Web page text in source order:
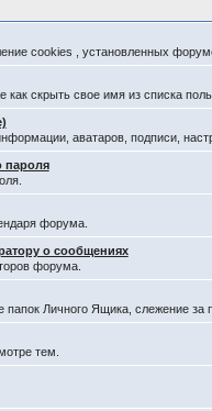
cookies , установленных
как скрыть свое имя из списка
аватаров, подписи,
пароля
форума.
о сообщениях
форума.
папок Личного Ящика, слежение
тем.